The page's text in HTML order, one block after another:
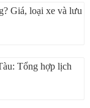
Giá, loại xe và lưu
Tổng hợp lịch